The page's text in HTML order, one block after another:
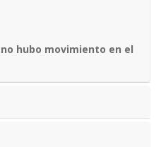
hubo movimiento en el